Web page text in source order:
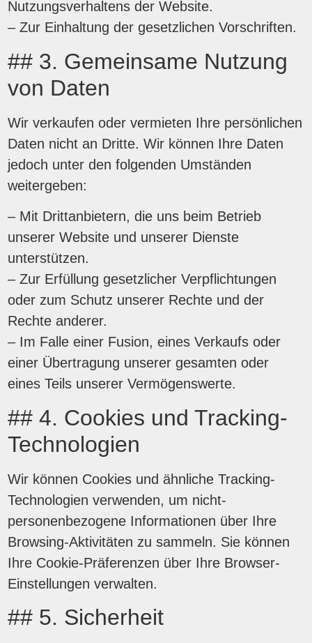
Nutzungsverhaltens der Website.
– Zur Einhaltung der gesetzlichen Vorschriften.
## 3. Gemeinsame Nutzung
von Daten
Wir verkaufen oder vermieten Ihre persönlichen
Daten nicht an Dritte. Wir können Ihre Daten
jedoch unter den folgenden Umständen
weitergeben:
– Mit Drittanbietern, die uns beim Betrieb
unserer Website und unserer Dienste
unterstützen.
– Zur Erfüllung gesetzlicher Verpflichtungen
oder zum Schutz unserer Rechte und der
Rechte anderer.
– Im Falle einer Fusion, eines Verkaufs oder
einer Übertragung unserer gesamten oder
eines Teils unserer Vermögenswerte.
## 4. Cookies und Tracking-
Technologien
Wir können Cookies und ähnliche Tracking-
Technologien verwenden, um nicht-
personenbezogene Informationen über Ihre
Browsing-Aktivitäten zu sammeln. Sie können
Ihre Cookie-Präferenzen über Ihre Browser-
Einstellungen verwalten.
## 5. Sicherheit